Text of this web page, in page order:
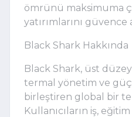
ömrünü maksimuma
yatırımlarını güvence
Black Shark Hakkında
Black Shark, üst
termal yönetim ve
birleştiren global bir
Kullanıcıların iş,